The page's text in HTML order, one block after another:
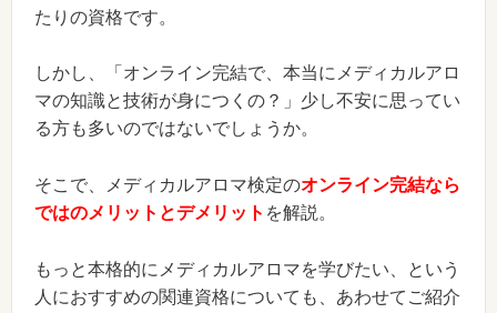
たりの資格です。
しかし、「オンライン完結で、本当にメディカルアロ
マの知識と技術が身につくの？」少し不安に思ってい
る方も多いのではないでしょうか。
そこで、メディカルアロマ検定のオンライン完結なら
ではのメリットとデメリット を解説。
もっと本格的にメディカルアロマを学びたい、という
人におすすめの関連資格についても、あわせてご紹介